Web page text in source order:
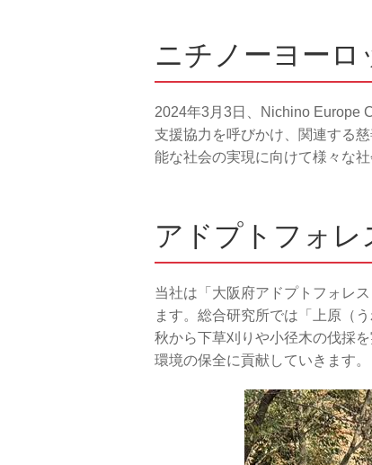
ニチノーヨー
2024年3月3日、Nichino Europe
支援協力を呼びかけ、関連する
能な社会の実現に向けて様々な
アドプトフォ
当社は「大阪府アドプトフォレ
ます。総合研究所では「上原（
秋から下草刈りや小径木の伐採
環境の保全に貢献していきます。